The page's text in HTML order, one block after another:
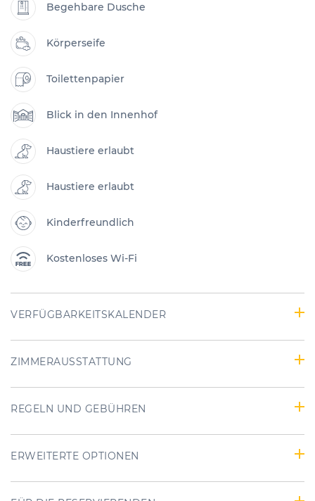
Begehbare Dusche
Körperseife
Toilettenpapier
Blick in den Innenhof
Haustiere erlaubt
Haustiere erlaubt
Kinderfreundlich
Kostenloses Wi-Fi
VERFÜGBARKEITSKALENDER
ZIMMERAUSSTATTUNG
REGELN UND GEBÜHREN
ERWEITERTE OPTIONEN